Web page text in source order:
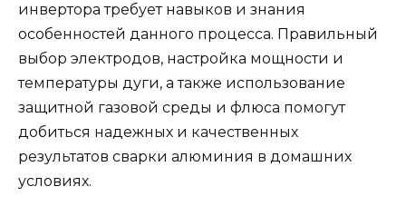
инвертора требует навыков и знания
особенностей данного процесса. Правильный
выбор электродов, настройка мощности и
температуры дуги, а также использование
защитной газовой среды и флюса помогут
добиться надежных и качественных
результатов сварки алюминия в домашних
условиях.